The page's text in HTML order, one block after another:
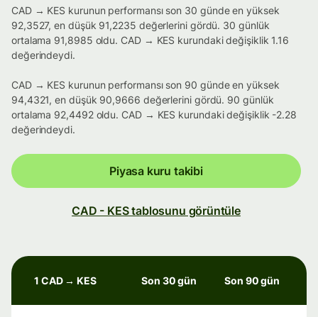
CAD → KES kurunun performansı son 30 günde en yüksek
92,3527, en düşük 91,2235 değerlerini gördü. 30 günlük
ortalama 91,8985 oldu. CAD → KES kurundaki değişiklik 1.16
değerindeydi.
CAD → KES kurunun performansı son 90 günde en yüksek
94,4321, en düşük 90,9666 değerlerini gördü. 90 günlük
ortalama 92,4492 oldu. CAD → KES kurundaki değişiklik -2.28
değerindeydi.
Piyasa kuru takibi
CAD - KES tablosunu görüntüle
1 CAD → KES Son 30 gün Son 90 gün